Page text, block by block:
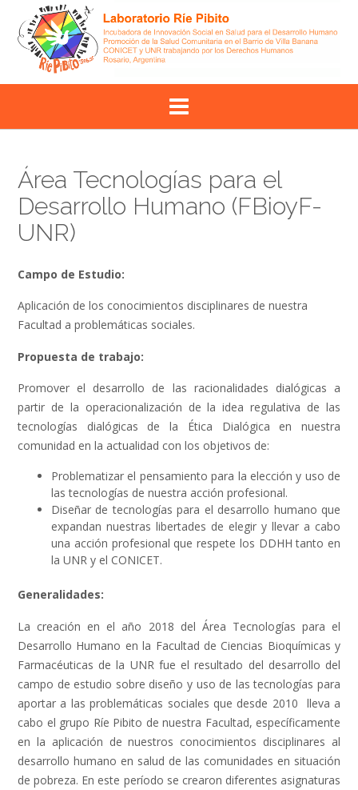
content
Área Tecnologías para el
Desarrollo Humano (FBioyF-
UNR)
Campo de Estudio:
Aplicación de los conocimientos disciplinares de nuestra
Facultad a problemáticas sociales.
Propuesta de trabajo:
Promover el desarrollo de las racionalidades dialógicas a
partir de la operacionalización de la idea regulativa de las
tecnologías dialógicas de la Ética Dialógica en nuestra
comunidad en la actualidad con los objetivos de:
Problematizar el pensamiento para la elección y uso de
las tecnologías de nuestra acción profesional.
Diseñar de tecnologías para el desarrollo humano que
expandan nuestras libertades de elegir y llevar a cabo
una acción profesional que respete los DDHH tanto en
la UNR y el CONICET.
Generalidades:
La creación en el año 2018 del Área Tecnologías para el
Desarrollo Humano en la Facultad de Ciencias Bioquímicas y
Farmacéuticas de la UNR fue el resultado del desarrollo del
campo de estudio sobre diseño y uso de las tecnologías para
aportar a las problemáticas sociales que desde 2010 lleva a
cabo el grupo Ríe Pibito de nuestra Facultad, específicamente
en la aplicación de nuestros conocimientos disciplinares al
desarrollo humano en salud de las comunidades en situación
de pobreza. En este período se crearon diferentes asignaturas